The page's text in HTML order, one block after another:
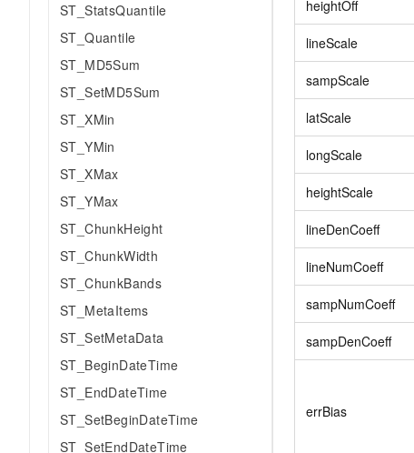
ST_StatsQuantile
ST_Quantile
ST_MD5Sum
ST_SetMD5Sum
ST_XMin
ST_YMin
ST_XMax
ST_YMax
ST_ChunkHeight
ST_ChunkWidth
ST_ChunkBands
ST_MetaItems
ST_SetMetaData
ST_BeginDateTime
ST_EndDateTime
ST_SetBeginDateTime
ST_SetEndDateTime
heightOff
lineScale
sampScale
latScale
longScale
heightScale
lineDenCoeff
lineNumCoeff
sampNumCoeff
sampDenCoeff
errBias